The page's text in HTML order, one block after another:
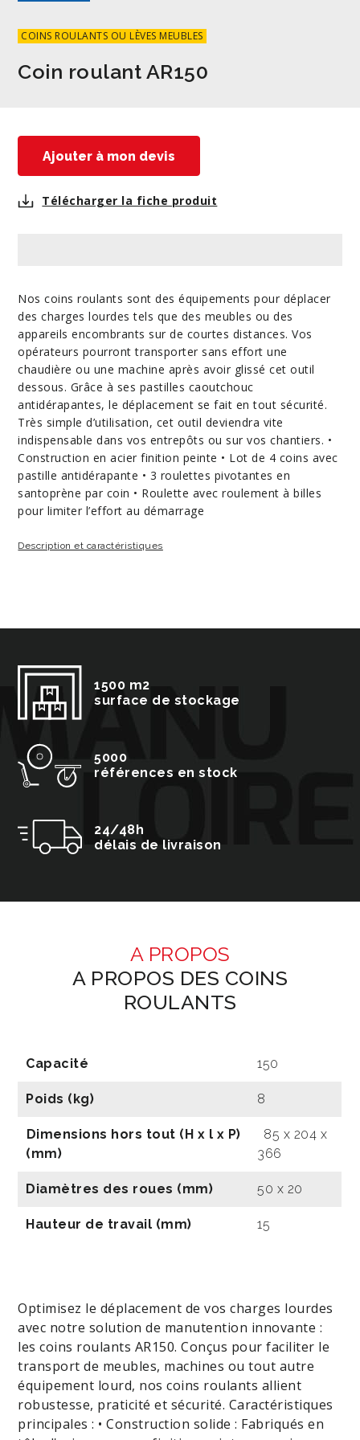
COINS ROULANTS OU LÈVES MEUBLES
Coin roulant AR150
Télécharger la fiche produit
Nos coins roulants sont des équipements pour déplacer
des charges lourdes tels que des meubles ou des
appareils encombrants sur de courtes distances. Vos
opérateurs pourront transporter sans effort une
chaudière ou une machine après avoir glissé cet outil
dessous. Grâce à ses pastilles caoutchouc
antidérapantes, le déplacement se fait en tout sécurité.
Très simple d’utilisation, cet outil deviendra vite
indispensable dans vos entrepôts ou sur vos chantiers. •
Construction en acier finition peinte • Lot de 4 coins avec
pastille antidérapante • 3 roulettes pivotantes en
santoprène par coin • Roulette avec roulement à billes
pour limiter l’effort au démarrage
Description et caractéristiques
1500 m2
surface de stockage
5000
références en stock
24/48h
délais de livraison
A PROPOS
A PROPOS DES COINS
ROULANTS
Capacité 150
Poids (kg) 8
Dimensions hors tout (H x l x P)
(mm)
85 x 204 x
366
Diamètres des roues (mm) 50 x 20
Hauteur de travail (mm) 15
Optimisez le déplacement de vos charges lourdes
avec notre solution de manutention innovante :
les coins roulants AR150. Conçus pour faciliter le
transport de meubles, machines ou tout autre
équipement lourd, nos coins roulants allient
robustesse, praticité et sécurité. Caractéristiques
principales : • Construction solide : Fabriqués en